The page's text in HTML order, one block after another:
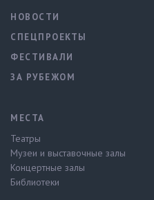
НОВОСТИ
СПЕЦПРОЕКТЫ
ФЕСТИВАЛИ
ЗА РУБЕЖОМ
МЕСТА
Театры
Музеи и выставочные залы
Концертные залы
Библиотеки